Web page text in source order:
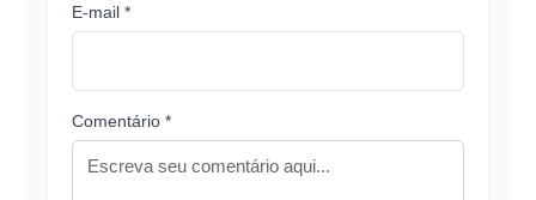
E-mail *
Comentário *